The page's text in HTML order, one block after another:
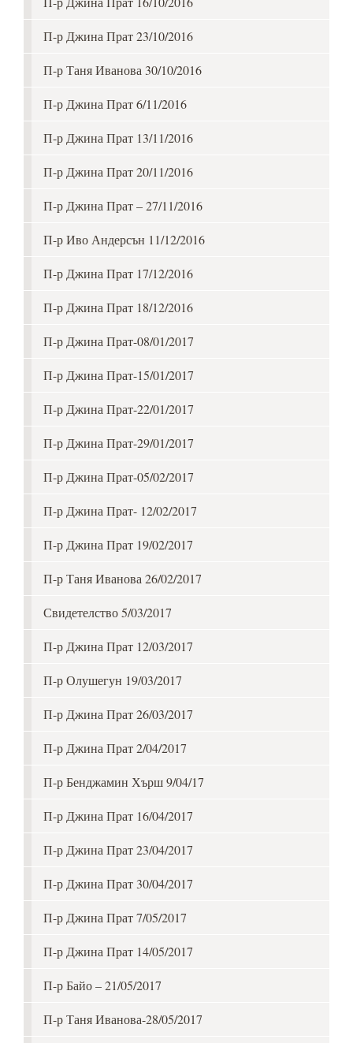
П-р Джина Прат 23/10/2016
П-р Таня Иванова 30/10/2016
П-р Джина Прат 6/11/2016
П-р Джина Прат 13/11/2016
П-р Джина Прат 20/11/2016
П-р Джина Прат – 27/11/2016
П-р Иво Андерсън 11/12/2016
П-р Джина Прат 17/12/2016
П-р Джина Прат 18/12/2016
П-р Джина Прат-08/01/2017
П-р Джина Прат-15/01/2017
П-р Джина Прат-22/01/2017
П-р Джина Прат-29/01/2017
П-р Джина Прат-05/02/2017
П-р Джина Прат- 12/02/2017
П-р Джина Прат 19/02/2017
П-р Таня Иванова 26/02/2017
Свидетелство 5/03/2017
П-р Джина Прат 12/03/2017
П-р Олушегун 19/03/2017
П-р Джина Прат 26/03/2017
П-р Джина Прат 2/04/2017
П-р Бенджамин Хърш 9/04/17
П-р Джина Прат 16/04/2017
П-р Джина Прат 23/04/2017
П-р Джина Прат 30/04/2017
П-р Джина Прат 7/05/2017
П-р Джина Прат 14/05/2017
П-р Байо – 21/05/2017
П-р Таня Иванова-28/05/2017